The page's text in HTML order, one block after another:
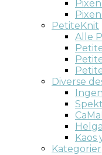
PetiteKnit
Alle
Diverse
Kaos
Kategorier